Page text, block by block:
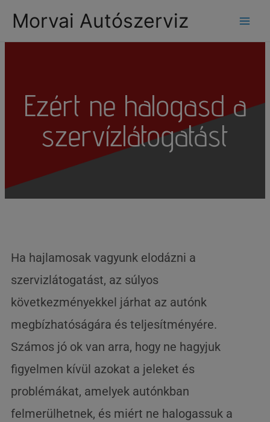
Morvai Autószerviz
Ezért ne halogasd a
szervízlátogatást
Ha hajlamosak vagyunk elodázni a
szervizlátogatást, az súlyos
következményekkel járhat az autónk
megbízhatóságára és teljesítményére.
Számos jó ok van arra, hogy ne hagyjuk
figyelmen kívül azokat a jeleket és
problémákat, amelyek autónkban
felmerülhetnek, és miért ne halogassuk a